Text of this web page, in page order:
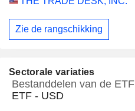
Zie de rangschikking
Sectorale variaties
Bestanddelen van de ETF
ETF - USD